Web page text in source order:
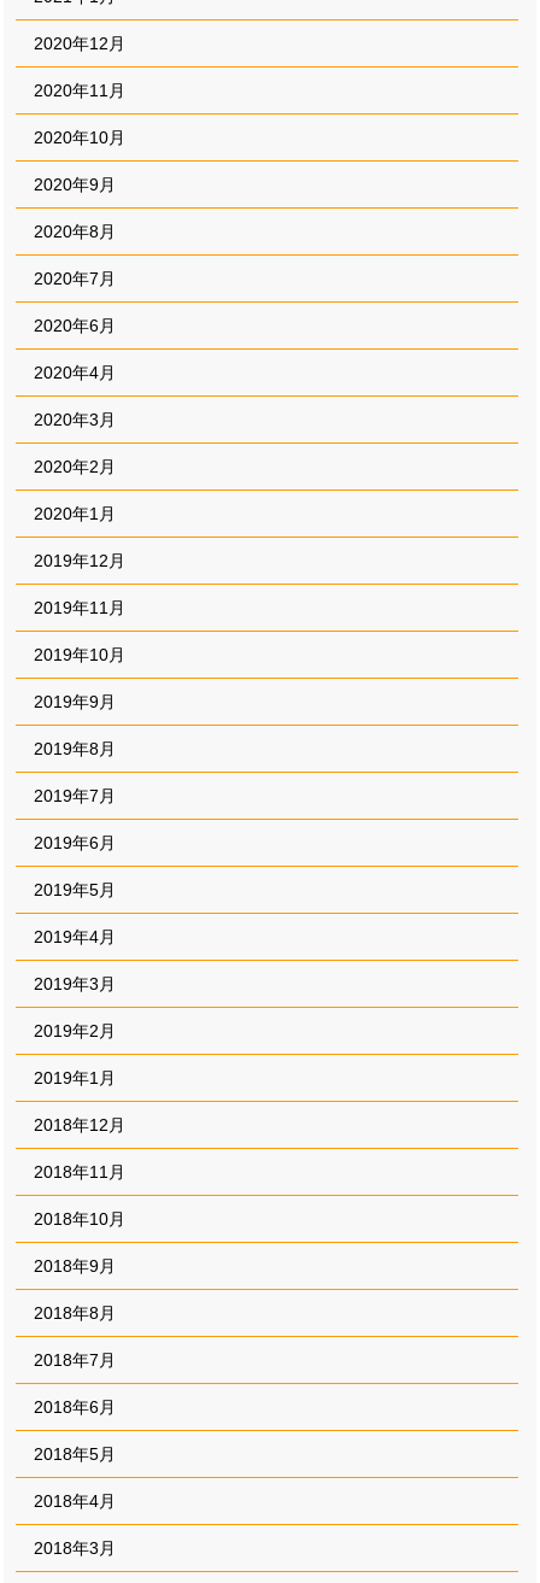
2020年12月
2020年11月
2020年10月
2020年9月
2020年8月
2020年7月
2020年6月
2020年4月
2020年3月
2020年2月
2020年1月
2019年12月
2019年11月
2019年10月
2019年9月
2019年8月
2019年7月
2019年6月
2019年5月
2019年4月
2019年3月
2019年2月
2019年1月
2018年12月
2018年11月
2018年10月
2018年9月
2018年8月
2018年7月
2018年6月
2018年5月
2018年4月
2018年3月